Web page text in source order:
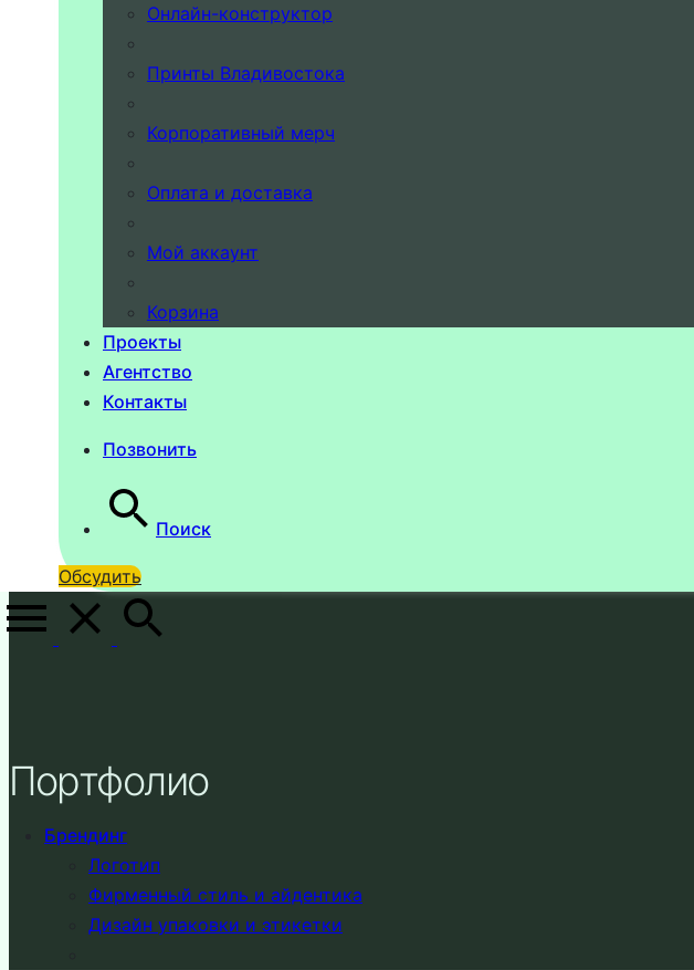
Онлайн-конструктор
Принты Владивостока
Корпоративный мерч
Оплата и доставка
Мой аккаунт
Корзина
Проекты
Агентство
Контакты
Позвонить
Поиск
Обсудить
Брендинг
Логотип
Фирменный стиль и айдентика
Дизайн упаковки и этикетки
Портфолио